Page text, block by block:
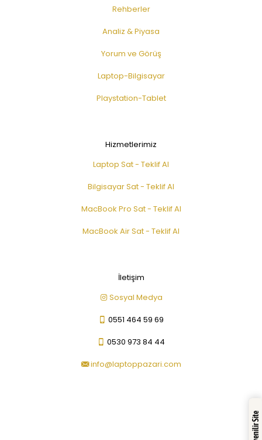
Rehberler
Analiz & Piyasa
Yorum ve Görüş
Laptop-Bilgisayar
Playstation-Tablet
Hizmetlerimiz
Laptop Sat - Teklif Al
Bilgisayar Sat - Teklif Al
MacBook Pro Sat - Teklif Al
MacBook Air Sat - Teklif Al
İletişim
Sosyal Medya
0551 464 59 69
0530 973 84 44
info@laptoppazari.com
Güvenilir Site